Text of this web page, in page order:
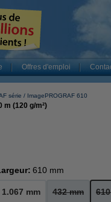
Offres d'emploi
série ImagePROGRAF 610
m (120 g/m²)
610 mm
1.067 mm 432 mm